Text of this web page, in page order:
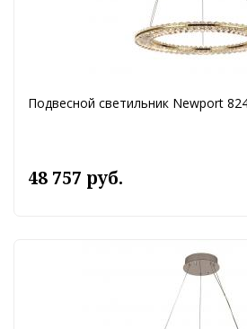
Подвесной светильник Newport
48 757 руб.